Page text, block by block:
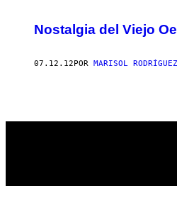
POSTS
THIS
Nostalgia del Viejo
07.12.12 POR MARISOL RODRÍGUEZ